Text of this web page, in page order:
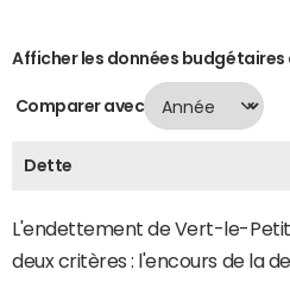
Afficher les données budgétaires
Comparer avec
Dette
L'endettement de Vert-le-
deux critères : l'encours de la